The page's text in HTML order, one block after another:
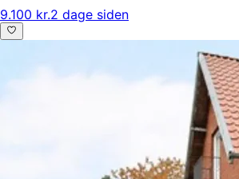
9.100 kr.2 dage siden